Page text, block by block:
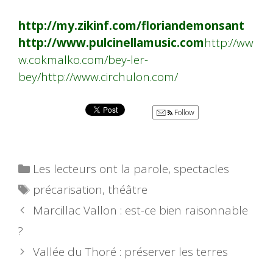
http://my.zikinf.com/floriandemonsant
http://www.pulcinellamusic.comhttp://ww
w.cokmalko.com/bey-ler-
bey/http://www.circhulon.com/
Follow
Catégories
Les lecteurs ont la parole, spectacles
Étiquettes
précarisation,théâtre
Marcillac Vallon : est-ce bien raisonnable
?
Vallée du Thoré : préserver les terres